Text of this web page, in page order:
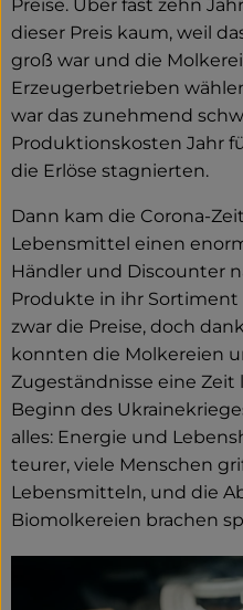
Preise. Über fast zehn
dieser Preis kaum, weil
groß war und die
Erzeugerbetrieben
war das zunehmend
Produktionskosten Jahr
die Erlöse stagnierten.
Dann kam die Corona-
Lebensmittel einen
Händler und Discounter
Produkte in ihr
zwar die Preise, doch
konnten die Molkereien
Zugeständnisse eine
Beginn des
alles: Energie und
teurer, viele Menschen
Lebensmitteln, und die
Biomolkereien brachen